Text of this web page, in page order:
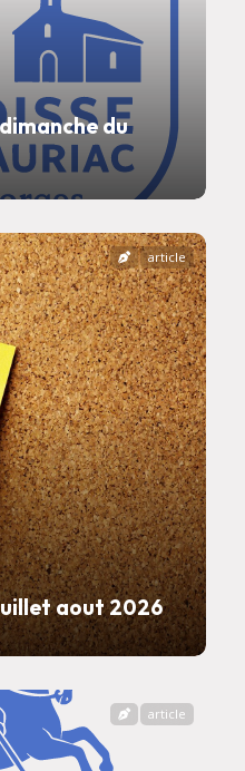
du
aout 2026
article
article